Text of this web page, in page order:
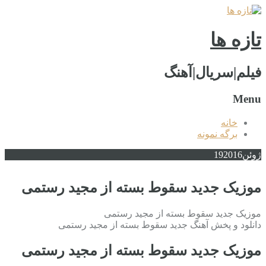
تازه ها
فیلم|سریال|آهنگ
Menu
خانه
برگه نمونه
ژوئن 192016
موزیک جدید سقوط بسته از مجید رستمی
موزیک جدید سقوط بسته از مجید رستمی
دانلود و پخش آهنگ جدید سقوط بسته از مجید رستمی
موزیک جدید سقوط بسته از مجید رستمی